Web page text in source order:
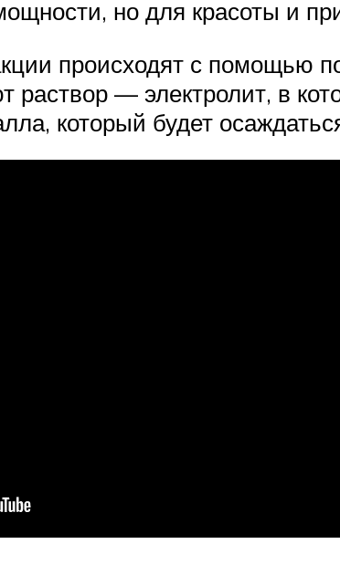
но для красоты и
происходят с помощью
раствор — электролит, в
который будет